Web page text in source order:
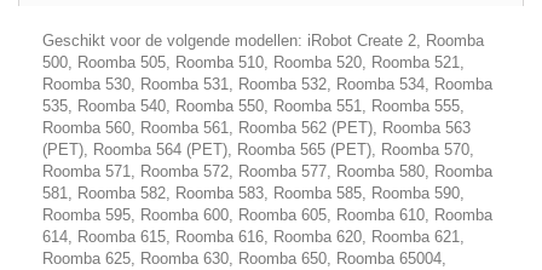
Geschikt voor de volgende modellen: iRobot Create 2, Roomba
500, Roomba 505, Roomba 510, Roomba 520, Roomba 521,
Roomba 530, Roomba 531, Roomba 532, Roomba 534, Roomba
535, Roomba 540, Roomba 550, Roomba 551, Roomba 555,
Roomba 560, Roomba 561, Roomba 562 (PET), Roomba 563
(PET), Roomba 564 (PET), Roomba 565 (PET), Roomba 570,
Roomba 571, Roomba 572, Roomba 577, Roomba 580, Roomba
581, Roomba 582, Roomba 583, Roomba 585, Roomba 590,
Roomba 595, Roomba 600, Roomba 605, Roomba 610, Roomba
614, Roomba 615, Roomba 616, Roomba 620, Roomba 621,
Roomba 625, Roomba 630, Roomba 650, Roomba 65004,